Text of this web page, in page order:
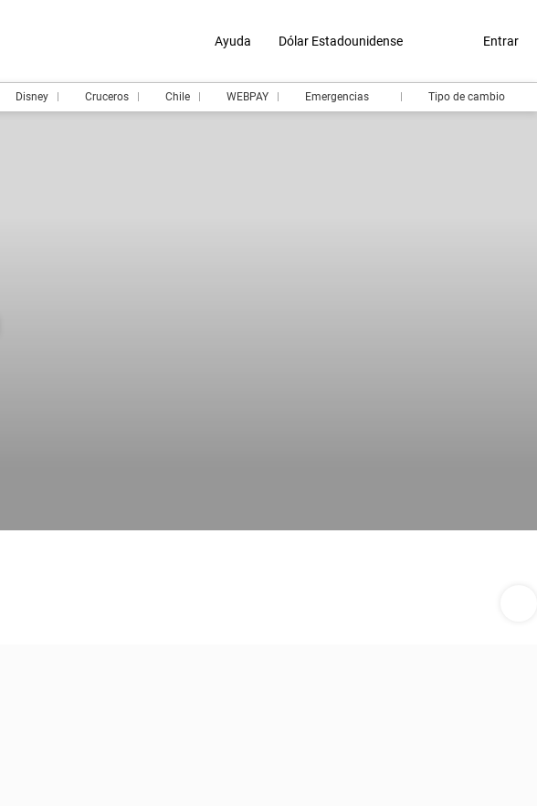
Ayuda Dólar Estadounidense Entrar
Disney Cruceros Chile WEBPAY Emergencias Tipo de cambio